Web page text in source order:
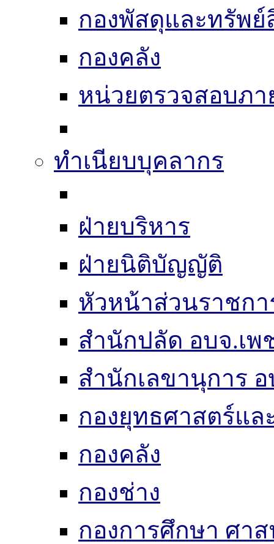
กองพัสดุและทรัพย์
กองคลัง
หน่วยตรวจสอบภา
ทำเนียบบุคลากร
ฝ่ายบริหาร
ฝ่ายนิติบัญญัติ
หัวหน้าส่วนราชกา
สำนักปลัด อบจ.เ
สำนักเลขานุการ อ
กองยุทธศาสตร์แ
กองคลัง
กองช่าง
กองการศึกษา ศา